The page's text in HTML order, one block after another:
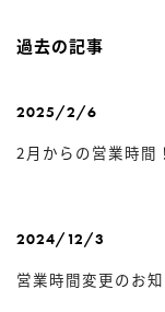
過去の記事
2025/2/6
2月からの営業時間！
2024/12/3
営業時間変更のお